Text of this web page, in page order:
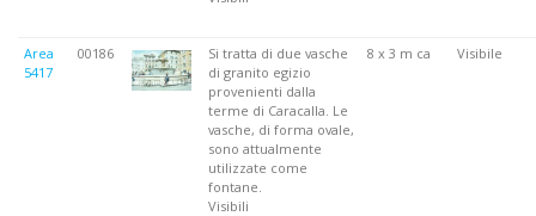
Area
5417
00186
Si tratta di due vasche
di granito egizio
provenienti dalla
terme di Caracalla. Le
vasche, di forma ovale,
sono attualmente
utilizzate come
fontane.
Visibili
8 x 3 m ca Visibile